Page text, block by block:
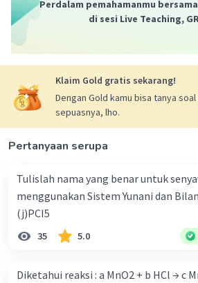
perlu nunggu2 org lain buat
Bener ajah blom tentu,,
pake Konsep yg ada
mol ke massa via massa molar.
tugas kamu,,
Selamat Mencoba untuk Bisa!
Beri Rating·0.0(0) Balas
Perdalam pemahamanmu
di sesi Live Teaching,
Klaim Gold gratis sekarang!
Dengan Gold kamu bisa tanya
sepuasnya, lho.
Pertanyaan serupa
Tulislah nama yang benar untuk
menggunakan Sistem Yunani dan
(j)PCI5
35 5.0
Diketahui reaksi : a MnO2 + b HCl → c